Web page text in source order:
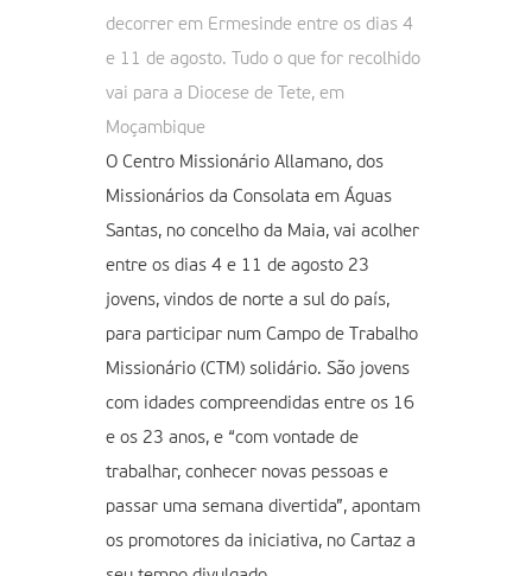
decorrer em Ermesinde entre os dias 4
e 11 de agosto. Tudo o que for recolhido
vai para a Diocese de Tete, em
Moçambique
O Centro Missionário Allamano, dos
Missionários da Consolata em Águas
Santas, no concelho da Maia, vai acolher
entre os dias 4 e 11 de agosto 23
jovens, vindos de norte a sul do país,
para participar num Campo de Trabalho
Missionário (CTM) solidário. São jovens
com idades compreendidas entre os 16
e os 23 anos, e “com vontade de
trabalhar, conhecer novas pessoas e
passar uma semana divertida”, apontam
os promotores da iniciativa, no Cartaz a